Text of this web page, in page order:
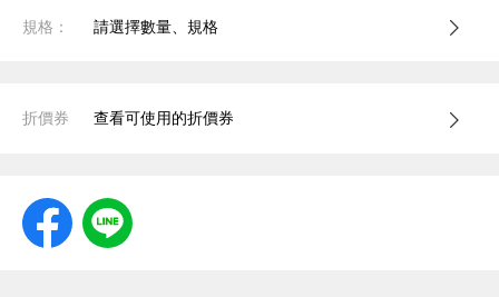
規格： 請選擇數量、規格
折價券 查看可使用的折價券